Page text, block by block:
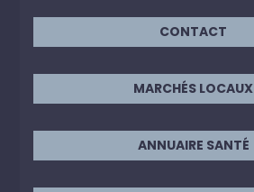
CONTACT
MARCHÉS LOCAUX
ANNUAIRE SANTÉ